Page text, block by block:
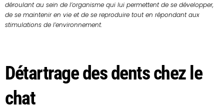
déroulant au sein de l’organisme qui lui permettent de se développer,
de se maintenir en vie et de se reproduire tout en répondant aux
stimulations de l’environnement.
Détartrage des dents chez le
chat